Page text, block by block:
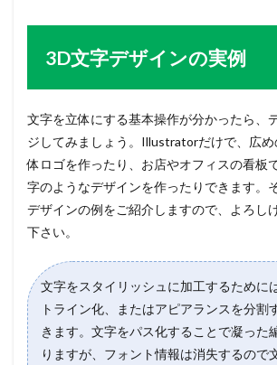
3D文字デザインの実例
文字を立体にする基本操作が分かったら、
ジしてみましょう。Illustratorだけで、広
体ロゴを作ったり、お店やオフィスの看板
字のようなデザインを作ったりできます。
デザインの例をご紹介しますので、よろし
下さい。
文字をスタイリッシュに加工するために
トライン化、またはアピアランスを分割
きます。文字をパス化することで凝った
りますが、フォント情報は消失するので